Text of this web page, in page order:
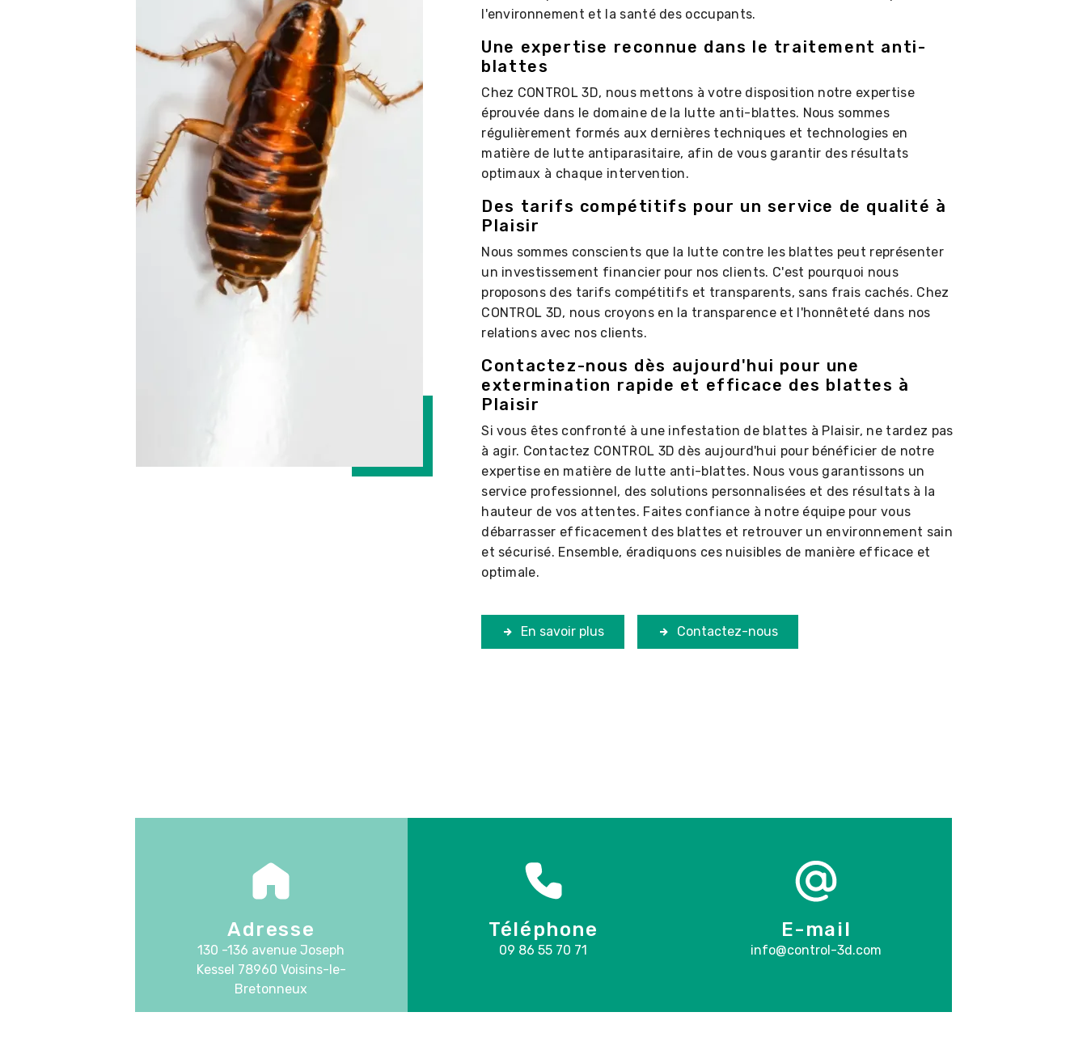
l'environnement et la santé des occupants.
Une expertise reconnue dans le traitement anti-
blattes
Chez CONTROL 3D, nous mettons à votre disposition notre expertise
éprouvée dans le domaine de la lutte anti-blattes. Nous sommes
régulièrement formés aux dernières techniques et technologies en
matière de lutte antiparasitaire, afin de vous garantir des résultats
optimaux à chaque intervention.
Des tarifs compétitifs pour un service de qualité à
Plaisir
Nous sommes conscients que la lutte contre les blattes peut représenter
un investissement financier pour nos clients. C'est pourquoi nous
proposons des tarifs compétitifs et transparents, sans frais cachés. Chez
CONTROL 3D, nous croyons en la transparence et l'honnêteté dans nos
relations avec nos clients.
Contactez-nous dès aujourd'hui pour une
extermination rapide et efficace des blattes à
Plaisir
Si vous êtes confronté à une infestation de blattes à Plaisir, ne tardez pas
à agir. Contactez CONTROL 3D dès aujourd'hui pour bénéficier de notre
expertise en matière de lutte anti-blattes. Nous vous garantissons un
service professionnel, des solutions personnalisées et des résultats à la
hauteur de vos attentes. Faites confiance à notre équipe pour vous
débarrasser efficacement des blattes et retrouver un environnement sain
et sécurisé. Ensemble, éradiquons ces nuisibles de manière efficace et
optimale.
En savoir plus Contactez-nous
Adresse
130 -136 avenue Joseph
Kessel 78960 Voisins-le-
Bretonneux
Téléphone
09 86 55 70 71
E-mail
info@control-3d.com